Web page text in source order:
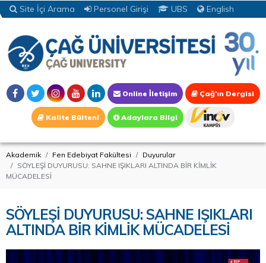
Site İçi Arama Personel Girişi UBS English
Online İletişim Çağ'ın Dergisi
Kalite Bülteni Adaylara Bilgi
Akademik Fen Edebiyat Fakültesi
Duyurular
SÖYLEŞİ DUYURUSU: SAHNE IŞIKLARI ALTINDA BİR KİMLİK
MÜCADELESİ
SÖYLEŞİ DUYURUSU: SAHNE IŞIKLARI
ALTINDA BİR KİMLİK MÜCADELESİ